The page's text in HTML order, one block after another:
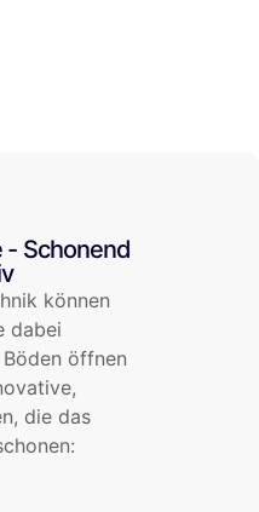
- Schonend
können
dabei
öffnen
die das